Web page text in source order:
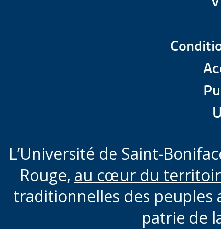
L’Université de Saint-
Rouge, au cœur du
traditionnelles des peuples
patrie de